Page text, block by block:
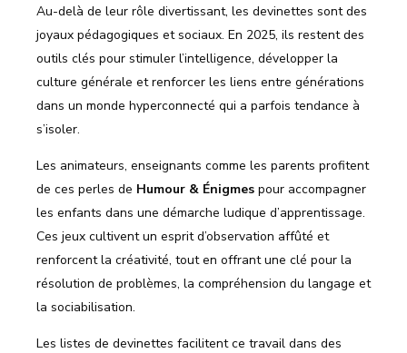
Au-delà de leur rôle divertissant, les devinettes sont des
joyaux pédagogiques et sociaux. En 2025, ils restent des
outils clés pour stimuler l’intelligence, développer la
culture générale et renforcer les liens entre générations
dans un monde hyperconnecté qui a parfois tendance à
s’isoler.
Les animateurs, enseignants comme les parents profitent
de ces perles de Humour & Énigmes pour accompagner
les enfants dans une démarche ludique d’apprentissage.
Ces jeux cultivent un esprit d’observation affûté et
renforcent la créativité, tout en offrant une clé pour la
résolution de problèmes, la compréhension du langage et
la sociabilisation.
Les listes de devinettes facilitent ce travail dans des